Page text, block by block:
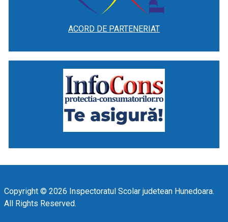
ACORD DE PARTENERIAT
Copyright © 2026 Inspectoratul Scolar judetean Hunedoara.
All Rights Reserved.